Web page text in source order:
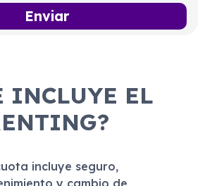
INCLUYE EL
incluye seguro,